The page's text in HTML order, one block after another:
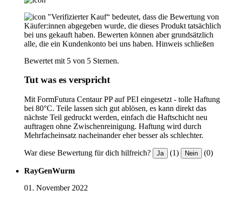
"Verifizierter Kauf“ bedeutet, dass die Bewertung von
Käufer:innen abgegeben wurde, die dieses Produkt tatsächlich
bei uns gekauft haben. Bewerten können aber grundsätzlich
alle, die ein Kundenkonto bei uns haben. Hinweis schließen
Bewertet mit 5 von 5 Sternen.
Tut was es verspricht
Mit FormFutura Centaur PP auf PEI eingesetzt - tolle Haftung
bei 80°C. Teile lassen sich gut ablösen, es kann direkt das
nächste Teil gedruckt werden, einfach die Haftschicht neu
auftragen ohne Zwischenreinigung. Haftung wird durch
Mehrfacheinsatz nacheinander eher besser als schlechter.
War diese Bewertung für dich hilfreich? Ja (1) Nein (0)
RayGenWurm
01. November 2022